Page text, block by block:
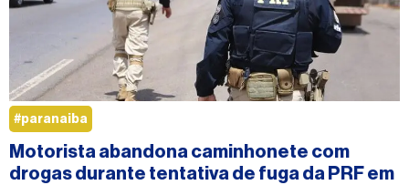
Motorista abandona caminhonete com
drogas durante tentativa de fuga da PRF em
#paranaiba